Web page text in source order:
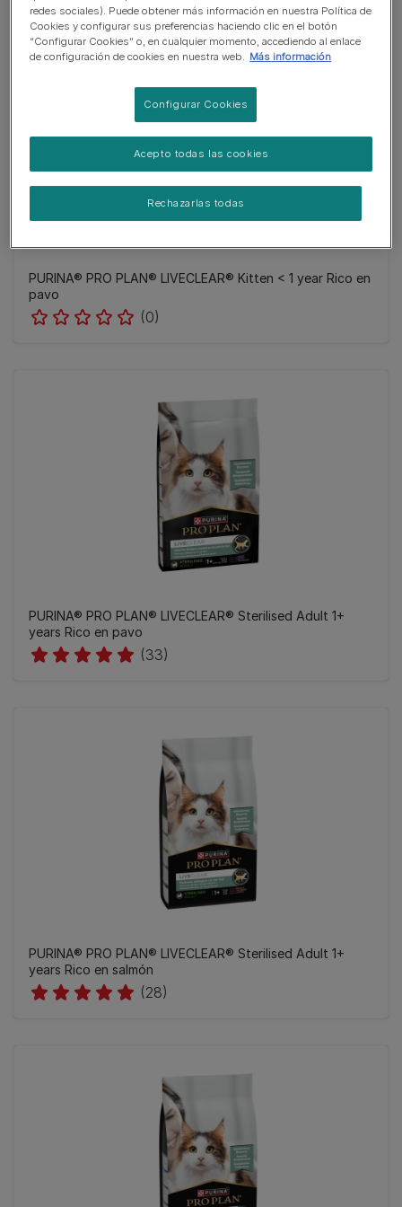
PURINA® PRO PLAN® LIVECLEAR® Kitten < 1 year Rico en
pavo
(0)
PURINA® PRO PLAN® LIVECLEAR® Sterilised Adult 1+
years Rico en pavo
(33)
PURINA® PRO PLAN® LIVECLEAR® Sterilised Adult 1+
years Rico en salmón
(28)
redes sociales). Puede obtener más información en nuestra Política de
Cookies y configurar sus preferencias haciendo clic en el botón
“Configurar Cookies” o, en cualquier momento, accediendo al enlace
de configuración de cookies en nuestra web. Más información
Configurar Cookies
Rechazarlas todas
Acepto todas las cookies